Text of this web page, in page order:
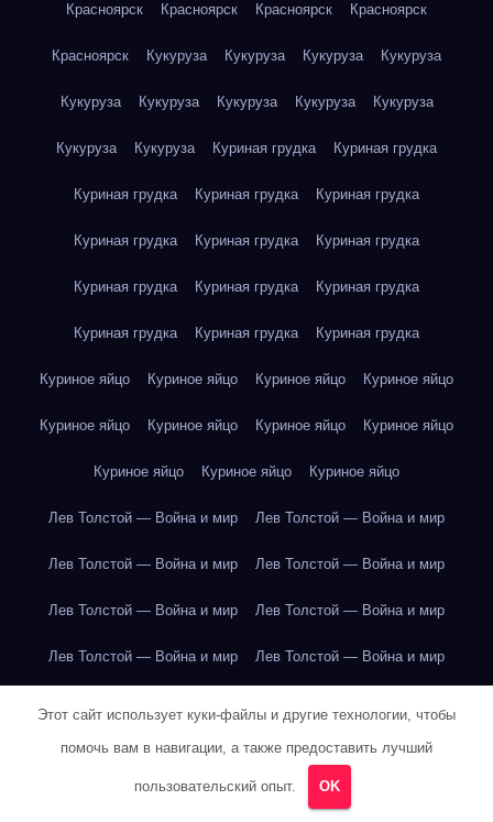
Красноярск Красноярск Красноярск Красноярск
Красноярск Кукуруза Кукуруза Кукуруза Кукуруза
Кукуруза Кукуруза Кукуруза Кукуруза Кукуруза
Кукуруза Кукуруза Куриная грудка Куриная грудка
Куриная грудка Куриная грудка Куриная грудка
Куриная грудка Куриная грудка Куриная грудка
Куриная грудка Куриная грудка Куриная грудка
Куриная грудка Куриная грудка Куриная грудка
Куриное яйцо Куриное яйцо Куриное яйцо Куриное яйцо
Куриное яйцо Куриное яйцо Куриное яйцо Куриное яйцо
Куриное яйцо Куриное яйцо Куриное яйцо
Лев Толстой — Война и мир Лев Толстой — Война и мир
Лев Толстой — Война и мир Лев Толстой — Война и мир
Лев Толстой — Война и мир Лев Толстой — Война и мир
Лев Толстой — Война и мир Лев Толстой — Война и мир
Лев Толстой — Война и мир Лев Толстой — Война и мир
Лев Толстой — Война и мир Лев Толстой — Война и мир
Этот сайт использует куки-файлы и другие технологии, чтобы
помочь вам в навигации, а также предоставить лучший
пользовательский опыт. OK